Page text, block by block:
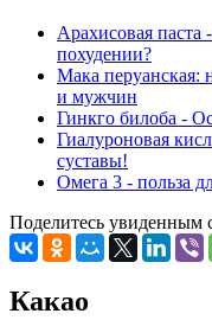
Арахисовая паста
похудении?
Мака перуанская:
и мужчин
Гинкго билоба -
Гиалуроновая
суставы!
Омега 3 - польза
Поделитесь увиденным
Какао